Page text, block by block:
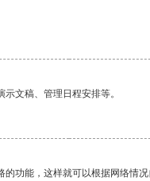
文稿、管理日程安排等。
功能，这样就可以根据网络情